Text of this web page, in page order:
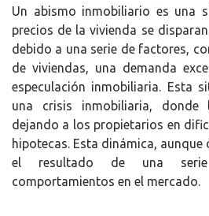
Un abismo inmobiliario es una
precios de la vivienda se
debido a una serie de factores,
de viviendas, una demanda
especulación inmobiliaria. Esta
una crisis inmobiliaria, donde
dejando a los propietarios en
hipotecas. Esta dinámica,
el resultado de una
comportamientos en el mercado.